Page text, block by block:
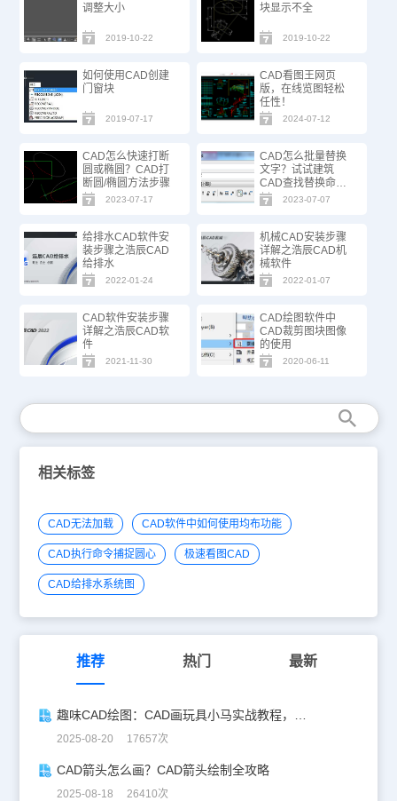
调整大小
2019-10-22
块显示不全
2019-10-22
如何使用CAD创建
门窗块
2019-07-17
CAD看图王网页
版，在线览图轻松
任性！
2024-07-12
CAD怎么快速打断
圆或椭圆？CAD打
断圆/椭圆方法步骤
2023-07-17
CAD怎么批量替换
文字？试试建筑
CAD查找替换命
令！
2023-07-07
给排水CAD软件安
装步骤之浩辰CAD
给排水
2022-01-24
机械CAD安装步骤
详解之浩辰CAD机
械软件
2022-01-07
CAD软件安装步骤
详解之浩辰CAD软
件
2021-11-30
CAD绘图软件中
CAD裁剪图块图像
的使用
2020-06-11
相关标签
CAD无法加载 CAD软件中如何使用均布功能
CAD执行命令捕捉圆心 极速看图CAD
CAD给排水系统图
推荐 热门 最新
2025-08-20 17657次
CAD箭头怎么画？CAD箭头绘制全攻略
2025-08-18 26410次